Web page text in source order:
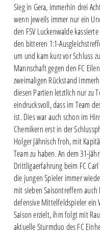
Sieg in Gera, immerhin drei
wenn jeweils immer nur ein
den FSV Luckenwalde
den bitteren 1:1-
um und kam kurz vor Schluss
Mannschaft gegen den FC
zweimaligen Rückstand
diesen Partien letztlich nur zu
eindrucksvoll, dass im Team
ist. Dies war auch schon im
Chemikern erst in der
Holger Jähnisch froh, mit
Team zu haben. An dem 31-
Drittligaerfahrung beim FC
die jungen Spieler immer
mit sieben Saisontreffern
defensive Mittelfeldspieler ein
Saison erzielt, ihm folgt mit
aktuelle Sturmduo des FC